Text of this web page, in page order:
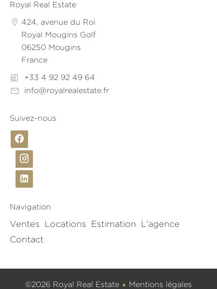
Royal Real Estate
424, avenue du Roi
Royal Mougins Golf
06250 Mougins
France
+33 4 92 92 49 64
info@royalrealestate.fr
Suivez-nous
Navigation
Ventes Locations Estimation
L'agence
Contact
©2026 Royal Real Estate Mentions légales